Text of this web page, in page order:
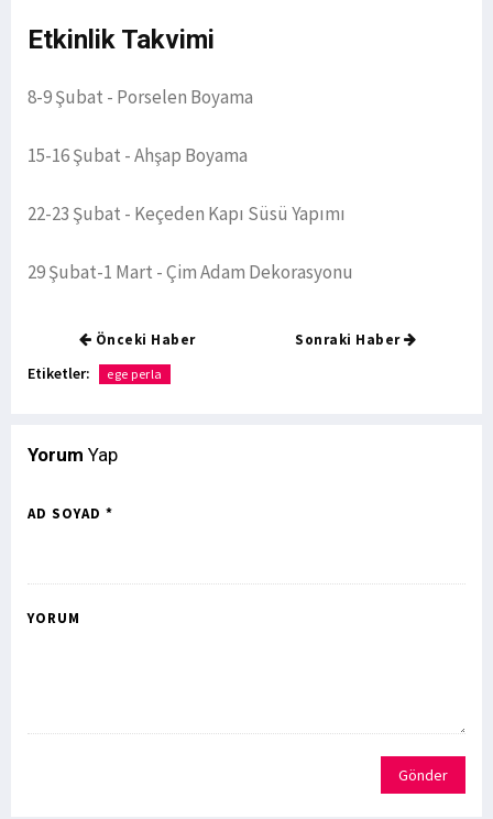
Etkinlik Takvimi
8-9 Şubat - Porselen Boyama
15-16 Şubat - Ahşap Boyama
22-23 Şubat - Keçeden Kapı Süsü Yapımı
29 Şubat-1 Mart - Çim Adam Dekorasyonu
Önceki Haber Sonraki Haber
Etiketler: ege perla
Yorum Yap
AD SOYAD *
YORUM
Gönder